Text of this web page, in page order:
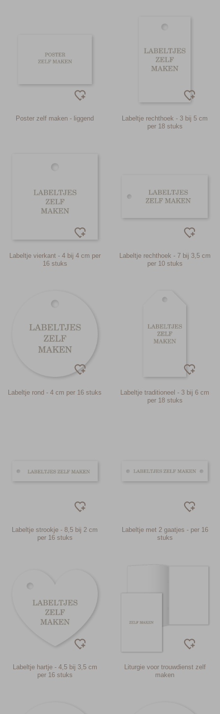
Poster zelf maken - liggend
Labeltje rechthoek - 3 bij 5 cm
per 18 stuks
Labeltje vierkant - 4 bij 4 cm per
16 stuks
Labeltje rechthoek - 7 bij 3,5 cm
per 10 stuks
Labeltje rond - 4 cm per 16 stuks
Labeltje traditioneel - 3 bij 6 cm
per 18 stuks
Labeltje strookje - 8,5 bij 2 cm
per 16 stuks
Labeltje met 2 gaatjes - per 16
stuks
Labeltje hartje - 4,5 bij 3,5 cm
per 16 stuks
Liturgie voor trouwdienst zelf
maken